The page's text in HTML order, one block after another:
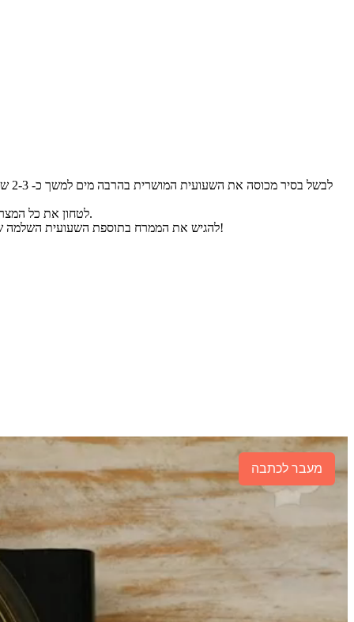
לטחון את כל המצרכים (מלבד מי הבישול ששמרנו בצד) במעבד המזון עד שמתקבל ממרח חלק. במידת הצורך להוסיף את מי בישול השעועית, לטעום ולתקן תיבול.
להגיש את הממרח בתוספת השעועית השלמה ששמרנו בצד, ולקשט בשמן זית וצנוברים. ניתן לאחסן בקופסא/צנצנת סגורה במקרר למשך 2-3 ימים. מתקבל ממרח שעועית לימה פשוט מושלם!
מעבר לכתבה